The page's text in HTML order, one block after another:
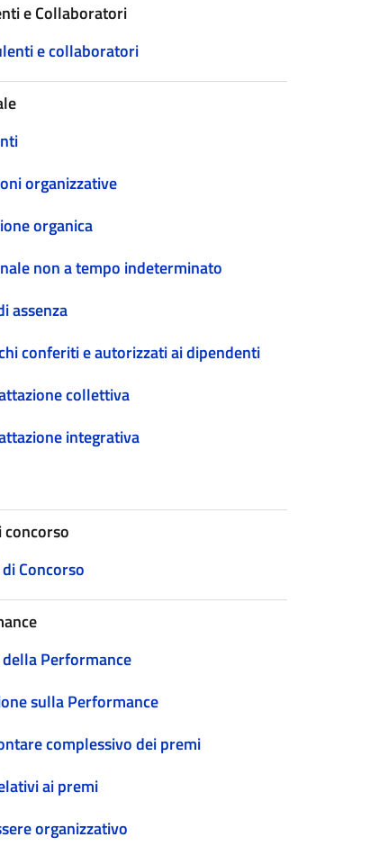
e Collaboratori
e collaboratori
organizzative
organica
non a tempo indeterminato
assenza
conferiti e autorizzati ai dipendenti
collettiva
integrativa
concorso
Concorso
Performance
sulla Performance
complessivo dei premi
ai premi
organizzativo